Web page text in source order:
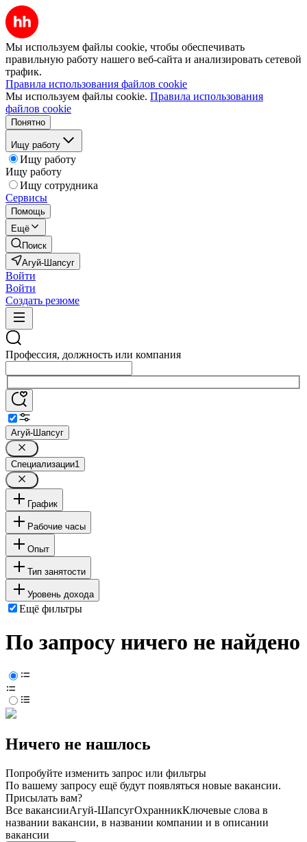
Мы используем файлы cookie, чтобы обеспечивать
правильную работу нашего веб-сайта и анализировать сетевой
трафик.
Правила использования файлов cookie
Мы используем файлы cookie. Правила использования
файлов cookie
Понятно
Ищу работу
Ищу работу
Ищу работу
Ищу сотрудника
Сервисы
Помощь
Ещё
Поиск
Агуй-Шапсуг
Войти
Войти
Создать резюме
Профессия, должность или компания
Агуй-Шапсуг
Специализации1
График
Рабочие часы
Опыт
Тип занятости
Уровень дохода
Ещё фильтры
По запросу ничего не найдено
Ничего не нашлось
Попробуйте изменить запрос или фильтры
По вашему запросу ещё будут появляться новые вакансии.
Присылать вам?
Все вакансииАгуй-ШапсугОхранникКлючевые слова в
названии вакансии, в названии компании и в описании
вакансии